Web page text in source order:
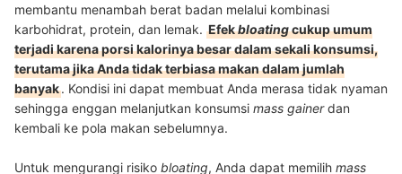
membantu menambah berat badan melalui kombinasi
karbohidrat, protein, dan lemak. Efekbloatingcukup umum
terjadi karena porsi kalorinya besar dalam sekali konsumsi,
terutama jika Anda tidak terbiasa makan dalam jumlah
banyak. Kondisi ini dapat membuat Anda merasa tidak nyaman
sehingga enggan melanjutkan konsumsi mass gainerdan
kembali ke pola makan sebelumnya.
Untuk mengurangi risiko bloating, Anda dapat memilih mass